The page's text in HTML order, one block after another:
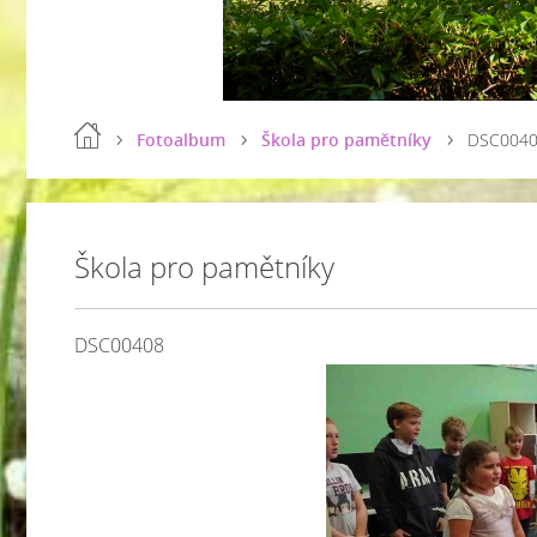
Fotoalbum Škola pro pamětníky
Škola pro pamětníky
DSC00408